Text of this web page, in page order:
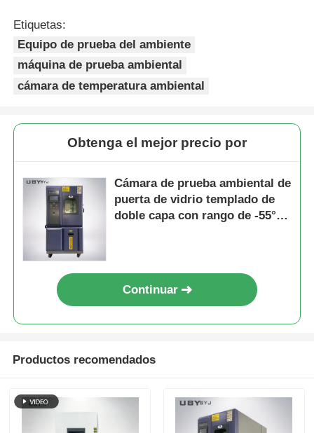
Etiquetas:
Equipo de prueba del ambiente
máquina de prueba ambiental
cámara de temperatura ambiental
Obtenga el mejor precio por
Cámara de prueba ambiental de
puerta de vidrio templado de
doble capa con rango de -55°C
Continuar
Productos recomendados